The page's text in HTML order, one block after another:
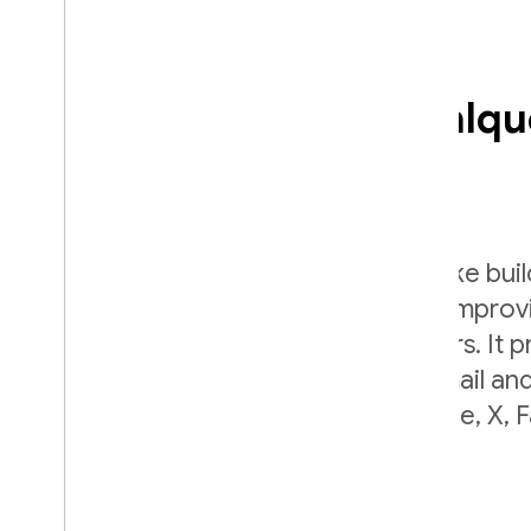
Login simples em
Firebase Authentication aims to make
authentication systems easy, while
onboarding experience for app users. It
end identity solution, supporting email
accounts, phone auth, Google, Apple, X,